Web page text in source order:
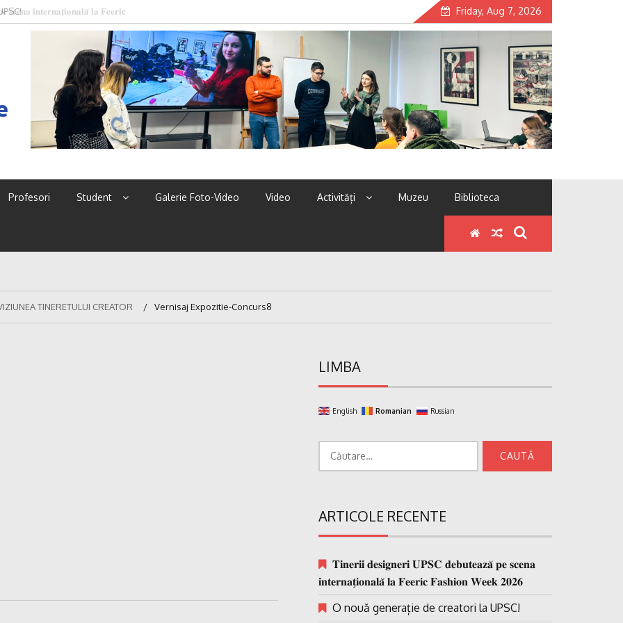
Friday, Aug 7, 2026
Profesori Student Galerie Foto-Video Video Activități Muzeu Biblioteca
TINERETULUI CREATOR Vernisaj Expozitie-Concurs8
LIMBA
English Romanian Russian
ARTICOLE RECENTE
𝐓𝐢𝐧𝐞𝐫𝐢𝐢 𝐝𝐞𝐬𝐢𝐠𝐧𝐞𝐫𝐢 𝐔𝐏𝐒𝐂 𝐝𝐞𝐛𝐮𝐭𝐞𝐚𝐳𝐚̆ 𝐩𝐞 𝐬𝐜𝐞𝐧𝐚
𝐢𝐧𝐭𝐞𝐫𝐧𝐚𝐭̗𝐢𝐨𝐧𝐚𝐥𝐚̆ 𝐥𝐚 𝐅𝐞𝐞𝐫𝐢𝐜 𝐅𝐚𝐬𝐡𝐢𝐨𝐧 𝐖𝐞𝐞𝐤 𝟐𝟎𝟐𝟔
O nouă generație de creatori la UPSC!